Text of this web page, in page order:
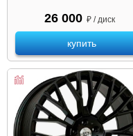
26 000 ₽ / диск
купить